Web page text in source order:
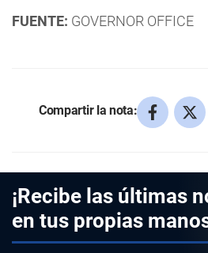
FUENTE: GOVERNOR OFFICE
Compartir la nota:
¡Recibe las últimas
en tus propias